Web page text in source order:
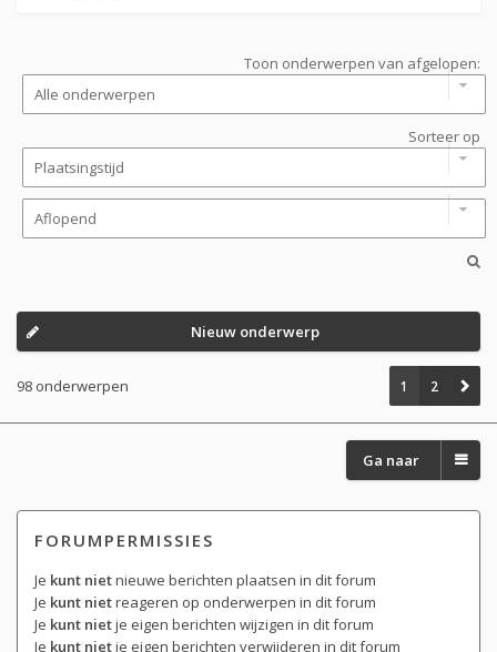
Toon onderwerpen van afgelopen:
Sorteer op
Nieuw onderwerp
98 onderwerpen 1 2
Ga naar
FORUMPERMISSIES
Je kunt nietnieuwe berichten plaatsen in dit forum
Je kunt nietreageren op onderwerpen in dit forum
Je kunt nietje eigen berichten wijzigen in dit forum
Je kunt nietje eigen berichten verwijderen in dit forum